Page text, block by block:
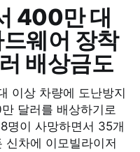
400만 대
웨어 장착
배상금도
이상 차량에 도난방지
달러를 배상하기로
명이 사망하면서 35개
차에 이모빌라이저